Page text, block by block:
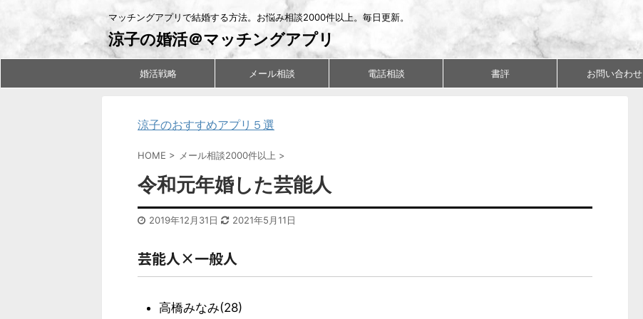
マッチングアプリで結婚する方法。お悩み相談2000件以上。毎日更新。
涼子の婚活＠マッチングアプリ
婚活戦略 メール相談 電話相談 書評 お問い合わせ
涼子のおすすめアプリ５選
HOME > メール相談2000件以上 >
令和元年婚した芸能人
2019年12月31日 2021年5月11日
芸能人×一般人
高橋みなみ(28)